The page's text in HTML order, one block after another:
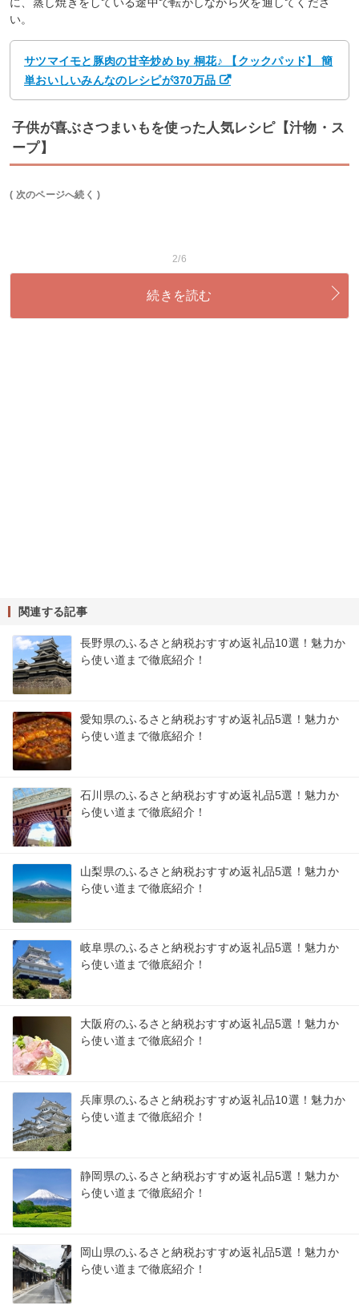
い。
サツマイモと豚肉の甘辛炒め by 桐花♪ 【クックパッド】 簡
単おいしいみんなのレシピが370万品
子供が喜ぶさつまいもを使った人気レシピ【汁物・ス
ープ】
( 次のページへ続く )
2/6
続きを読む
関連する記事
長野県のふるさと納税おすすめ返礼品10選！魅力か
ら使い道まで徹底紹介！
愛知県のふるさと納税おすすめ返礼品5選！魅力か
ら使い道まで徹底紹介！
石川県のふるさと納税おすすめ返礼品5選！魅力か
ら使い道まで徹底紹介！
山梨県のふるさと納税おすすめ返礼品5選！魅力か
ら使い道まで徹底紹介！
岐阜県のふるさと納税おすすめ返礼品5選！魅力か
ら使い道まで徹底紹介！
大阪府のふるさと納税おすすめ返礼品5選！魅力か
ら使い道まで徹底紹介！
兵庫県のふるさと納税おすすめ返礼品10選！魅力か
ら使い道まで徹底紹介！
静岡県のふるさと納税おすすめ返礼品5選！魅力か
ら使い道まで徹底紹介！
岡山県のふるさと納税おすすめ返礼品5選！魅力か
ら使い道まで徹底紹介！